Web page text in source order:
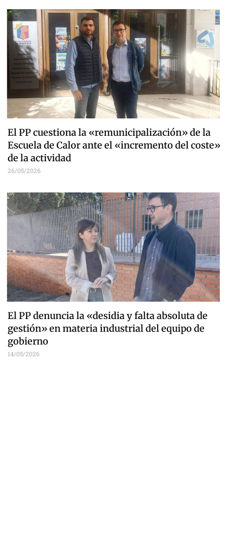
El PP cuestiona la «remunicipalización» de la
Escuela de Calor ante el «incremento del coste»
de la actividad
26/05/2026
El PP denuncia la «desidia y falta absoluta de
gestión» en materia industrial del equipo de
gobierno
14/05/2026